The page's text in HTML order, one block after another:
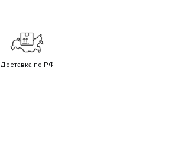
Доставка по РФ